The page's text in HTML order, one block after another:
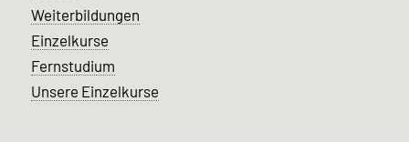
Weiterbildungen
Einzelkurse
Fernstudium
Unsere Einzelkurse